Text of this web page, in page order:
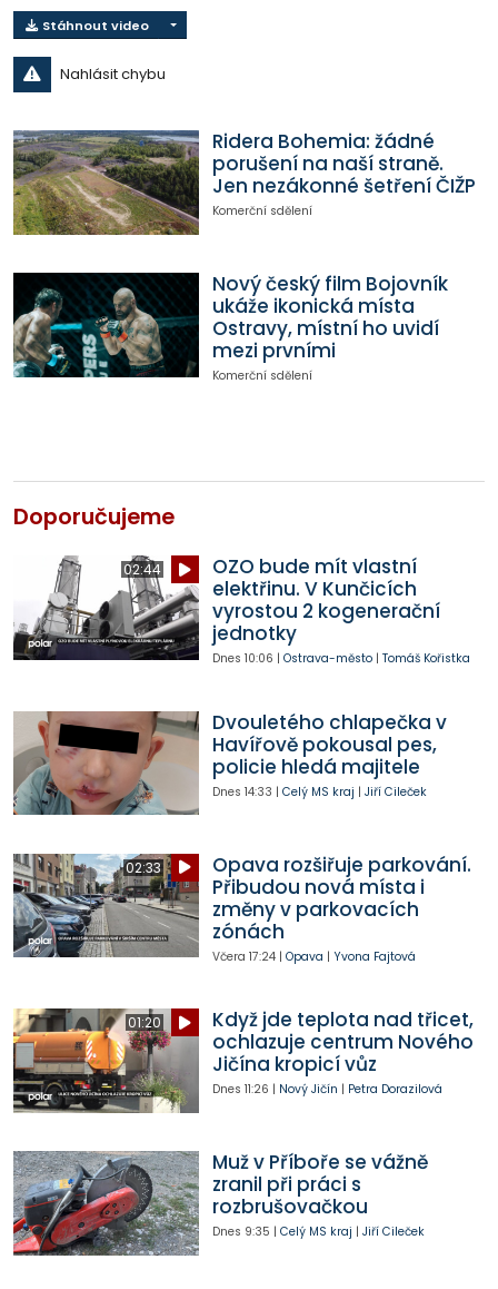
Stáhnout video
Nahlásit chybu
Ridera Bohemia: žádné
porušení na naší straně.
Jen nezákonné šetření ČIŽP
Komerční sdělení
Nový český film Bojovník
ukáže ikonická místa
Ostravy, místní ho uvidí
mezi prvními
Komerční sdělení
Doporučujeme
02:44
OZO bude mít vlastní
elektřinu. V Kunčicích
vyrostou 2 kogenerační
jednotky
Dnes 10:06 | Ostrava-město| Tomáš Kořistka
Dvouletého chlapečka v
Havířově pokousal pes,
policie hledá majitele
Dnes 14:33 | Celý MS kraj | Jiří Cileček
02:33
Opava rozšiřuje parkování.
Přibudou nová místa i
změny v parkovacích
zónách
Včera 17:24| Opava | Yvona Fajtová
01:20
Když jde teplota nad třicet,
ochlazuje centrum Nového
Jičína kropicí vůz
Dnes 11:26 | Nový Jičín | Petra Dorazilová
Muž v Příboře se vážně
zranil při práci s
rozbrušovačkou
Dnes 9:35 | Celý MS kraj | Jiří Cileček